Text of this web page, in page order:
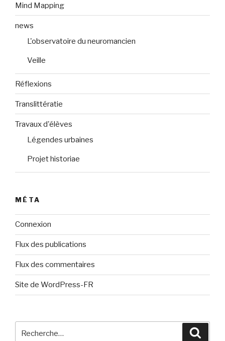
Mind Mapping
news
L'observatoire du neuromancien
Veille
Réflexions
Translittératie
Travaux d'élèves
Légendes urbaines
Projet historiae
MÉTA
Connexion
Flux des publications
Flux des commentaires
Site de WordPress-FR
pour